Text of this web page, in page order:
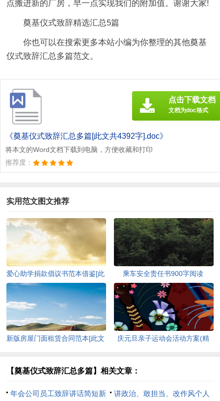
点搬进新的厂房，早一点实现我们的附加值。谢谢大家!
奠基仪式致辞精选汇总5篇
你也可以在搜索更多本站小编为你整理的其他奠基
仪式致辞汇总多篇范文。
《奠基仪式致辞汇总多篇[此文共4392字].doc》
将本文的Word文档下载到电脑，方便收藏和打印
推荐度：
点击下载文档
文档为doc格式
实用范文图文推荐
爱心助学捐款倡议书范本借鉴[此
文共2702字]
乘车安全责任书900字阅读
2020[此文共2961字]
新版房屋门面租赁合同范本[此文
庆元旦亲子运动会活动方案(精
【奠基仪式致辞汇总多篇】相关文章：
年会公司员工致辞讲话简短新 讲政治、敢担当、改作风个人